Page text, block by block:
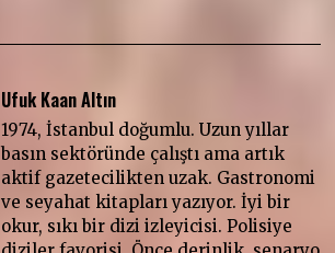
Ufuk Kaan Altın
1974, İstanbul doğumlu. Uzun yıllar
basın sektöründe çalıştı ama artık
aktif gazetecilikten uzak. Gastronomi
ve seyahat kitapları yazıyor. İyi bir
okur, sıkı bir dizi izleyicisi. Polisiye